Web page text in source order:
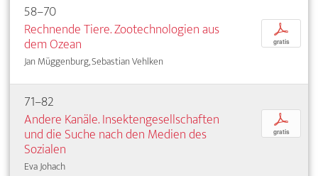
58–70
Rechnende Tiere. Zootechnologien aus
dem Ozean
Jan Müggenburg, Sebastian Vehlken
p
gratis
71–82
Andere Kanäle. Insektengesellschaften
und die Suche nach den Medien des
Sozialen
Eva Johach
p
gratis